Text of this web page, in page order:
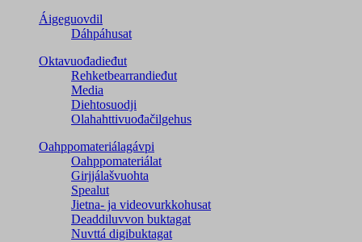
Áigeguovdil
Dáhpáhusat
Oktavuođadieđut
Rehketbearrandieđut
Media
Diehtosuodji
Olahahttivuođačilgehus
Oahppomateriálagávpi
Oahppomateriálat
Girjjálašvuohta
Spealut
Jietna- ja videovurkkohusat
Deaddiluvvon buktagat
Nuvttá digibuktagat